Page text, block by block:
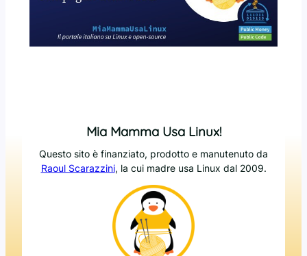
Mia Mamma Usa Linux!
Questo sito è finanziato, prodotto e manutenuto da
Raoul Scarazzini, la cui madre usa Linux dal 2009.